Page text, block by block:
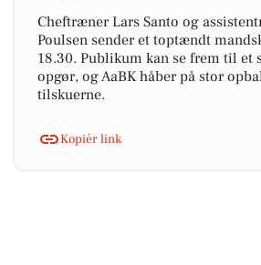
Cheftræner Lars Santo og
Poulsen sender et toptændt
18.30. Publikum kan se frem til et
opgør, og AaBK håber på stor
tilskuerne.
Kopiér link